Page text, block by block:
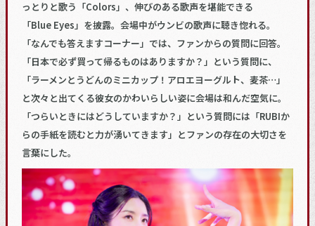
っとりと歌う「Colors」、伸びのある歌声を堪能できる
「Blue Eyes」を披露。会場中がウンビの歌声に聴き惚れる。
「なんでも答えますコーナー」では、ファンからの質問に回答。
「日本で必ず買って帰るものはありますか？」という質問に、
「ラーメンとうどんのミニカップ！アロエヨーグルト、麦茶…」
と次々と出てくる彼女のかわいらしい姿に会場は和んだ空気に。
「つらいときにはどうしていますか？」という質問には「RUBIか
らの手紙を読むと力が湧いてきます」とファンの存在の大切さを
言葉にした。